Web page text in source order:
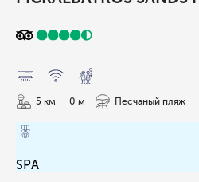
5 км 0 м Песчаный пляж
SPA